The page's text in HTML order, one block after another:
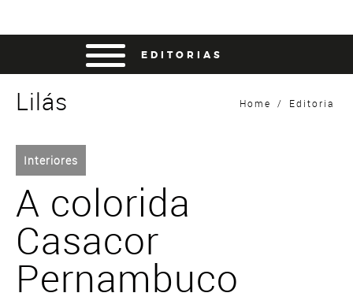
Home / Editoria
Lilás
Interiores
A colorida
Casacor
Pernambuco